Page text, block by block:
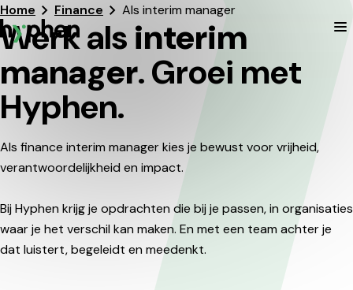
Hyphen
Home Finance Als interim manager
Werk als interim
manager. Groei met
Hyphen.
Als finance interim manager kies je bewust voor vrijheid,
verantwoordelijkheid en impact.
Bij Hyphen krijg je opdrachten die bij je passen, in organisaties
waar je het verschil kan maken. En met een team achter je
dat luistert, begeleidt en meedenkt.